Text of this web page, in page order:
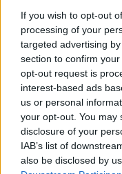
If you wish to opt-out
processing of your
targeted advertising
section to confirm
opt-out request is
interest-based ads
us or personal
your opt-out. You may
disclosure of your
IAB’s list of
also be disclosed by
A hőségben is védik